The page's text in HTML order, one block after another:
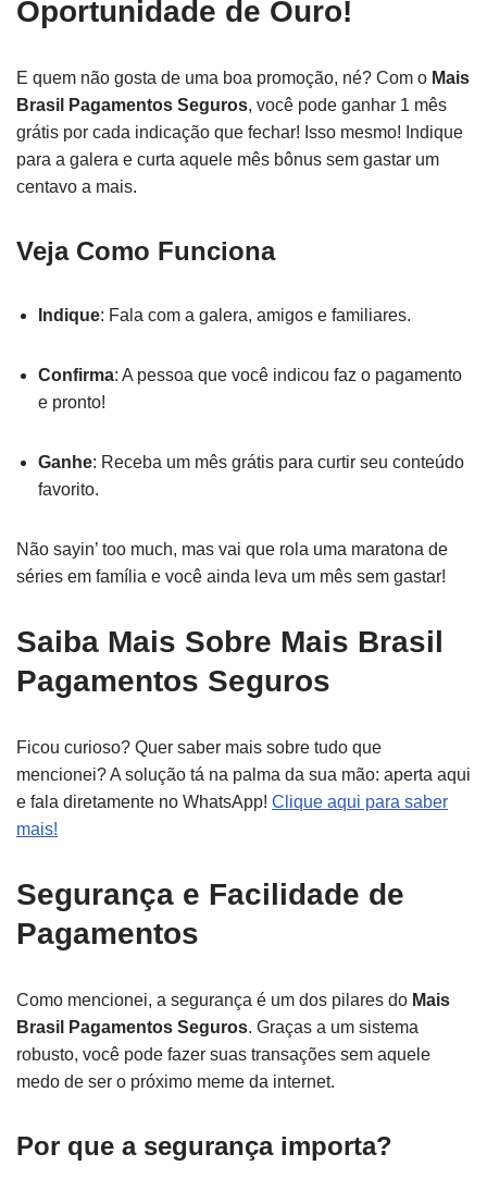
Oportunidade de Ouro!
E quem não gosta de uma boa promoção, né? Com o Mais
Brasil Pagamentos Seguros, você pode ganhar 1 mês
grátis por cada indicação que fechar! Isso mesmo! Indique
para a galera e curta aquele mês bônus sem gastar um
centavo a mais.
Veja Como Funciona
Indique: Fala com a galera, amigos e familiares.
Confirma: A pessoa que você indicou faz o pagamento
e pronto!
Ganhe: Receba um mês grátis para curtir seu conteúdo
favorito.
Não sayin’ too much, mas vai que rola uma maratona de
séries em família e você ainda leva um mês sem gastar!
Saiba Mais Sobre Mais Brasil
Pagamentos Seguros
Ficou curioso? Quer saber mais sobre tudo que
mencionei? A solução tá na palma da sua mão: aperta aqui
e fala diretamente no WhatsApp! Clique aqui para saber
mais!
Segurança e Facilidade de
Pagamentos
Como mencionei, a segurança é um dos pilares do Mais
Brasil Pagamentos Seguros. Graças a um sistema
robusto, você pode fazer suas transações sem aquele
medo de ser o próximo meme da internet.
Por que a segurança importa?